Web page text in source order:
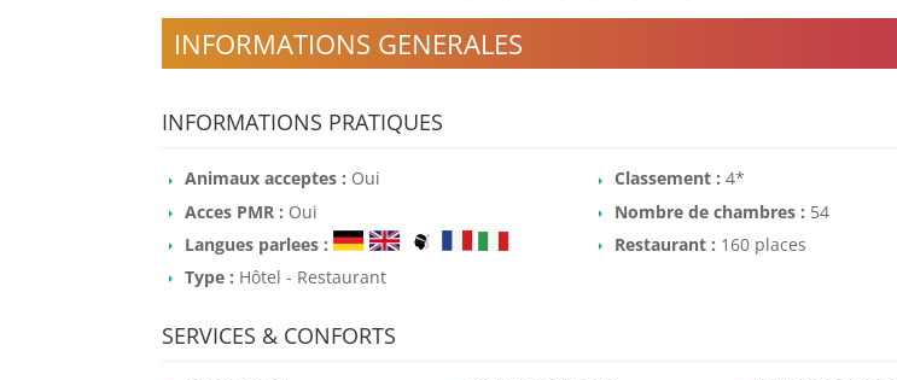
INFORMATIONS GENERALES
INFORMATIONS PRATIQUES
Animaux acceptes : Oui
Acces PMR : Oui
Langues parlees :
Type : Hôtel - Restaurant
Classement : 4*
Nombre de chambres : 54
Restaurant : 160 places
SERVICES & CONFORTS